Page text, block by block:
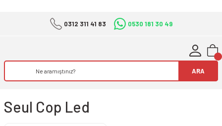
0312 311 41 83 0530 181 30 49
ARA
Seul Cop Led